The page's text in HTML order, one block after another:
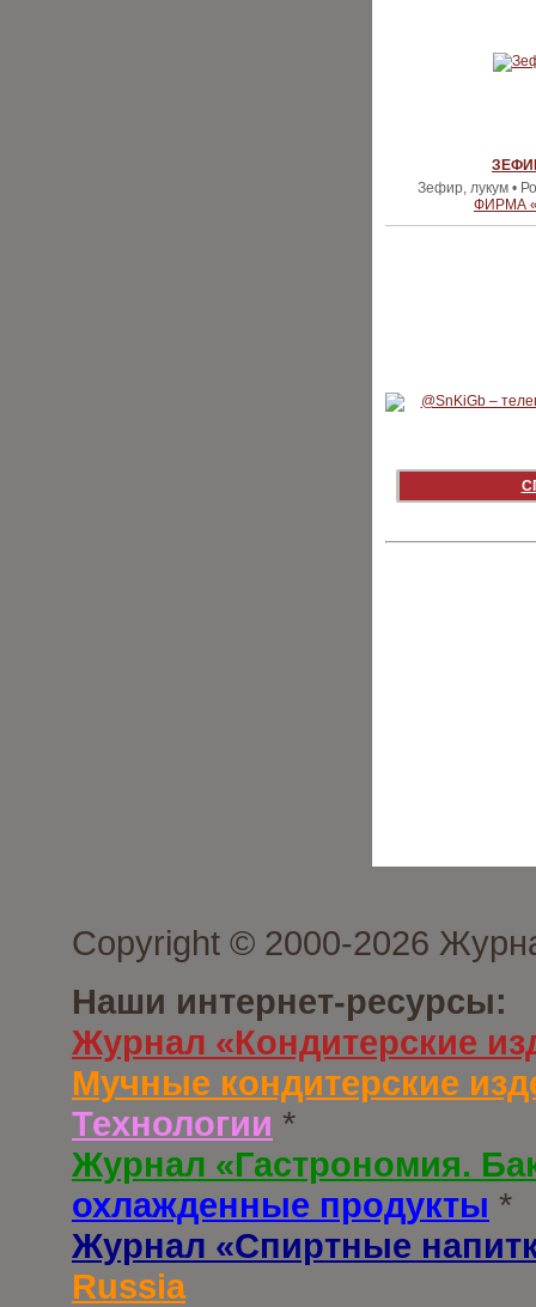
Зефир, лукум •
ФИРМА
Copyright © 2000-2026
Наши интернет-ресурсы:
Журнал «Кондитерские
Мучные кондитерские
Технологии *
Журнал «Гастрономия.
охлажденные продукты *
Журнал «Спиртные
Russia